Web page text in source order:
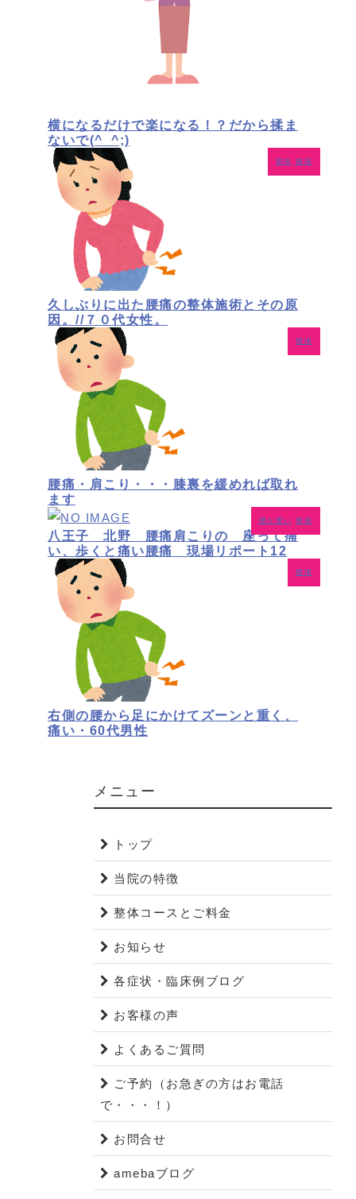
横になるだけで楽になる！？だから揉ま
ないで(^_^;)
整体 腰痛
久しぶりに出た腰痛の整体施術とその原
因。//７０代女性。
腰痛
腰痛・肩こり・・・膝裏を緩めれば取れ
ます
腰が重い 腰痛
八王子 北野 腰痛肩こりの 座って痛
い、歩くと痛い腰痛 現場リポート12
腰痛
右側の腰から足にかけてズーンと重く、
痛い・60代男性
メニュー
トップ
当院の特徴
整体コースとご料金
お知らせ
各症状・臨床例ブログ
お客様の声
よくあるご質問
ご予約（お急ぎの方はお電話
で・・・！）
お問合せ
amebaブログ